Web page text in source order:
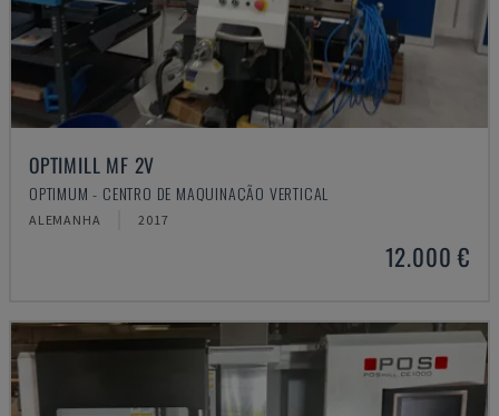
OPTIMILL MF 2V
OPTIMUM - CENTRO DE MAQUINAÇÃO VERTICAL
ALEMANHA 2017
12.000 €